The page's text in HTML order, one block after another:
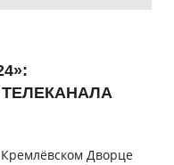
Кремлёвском Дворце